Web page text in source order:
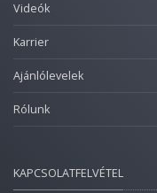
Videók
Karrier
Ajánlólevelek
Rólunk
KAPCSOLATFELVÉTEL